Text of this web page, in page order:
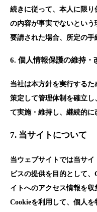
続きに従って、本人に限
の内容が事実でないとい
要請された場合、所定の手
6. 個人情報保護の維持・
当社は本方針を実行する
策定して管理体制を確立
て実施・維持し、継続的に
7. 当サイトについて
当ウェブサイトでは当サ
ビスの提供を目的として
イトへのアクセス情報を収
Cookieを利用して、個人